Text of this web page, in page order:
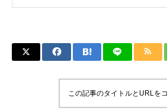
WMCライト級日本
この記事のタイトルとURLを